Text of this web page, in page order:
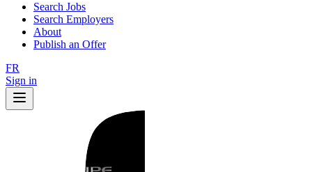
Search Jobs
Search Employers
About
Publish an Offer
FR
Sign in